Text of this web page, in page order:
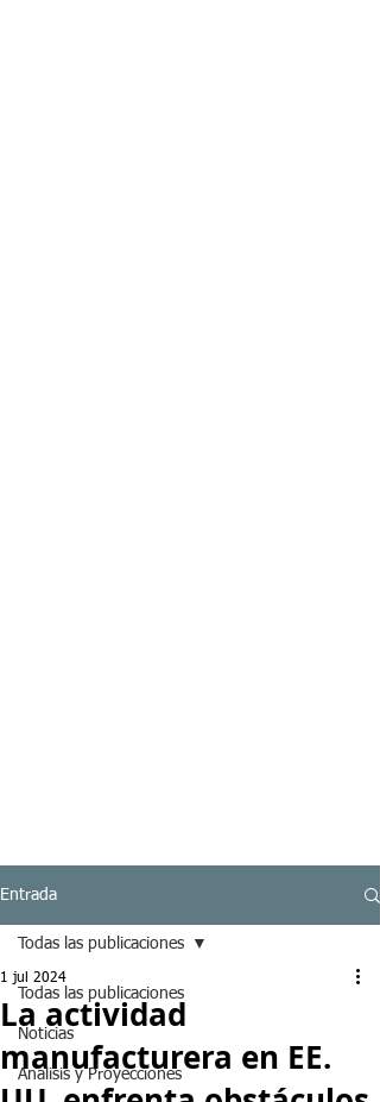
Entrada
Todas las publicaciones
Noticias
Analisis y Proyecciones
Todas las publicaciones
La actividad
manufacturera en EE.
1 jul 2024